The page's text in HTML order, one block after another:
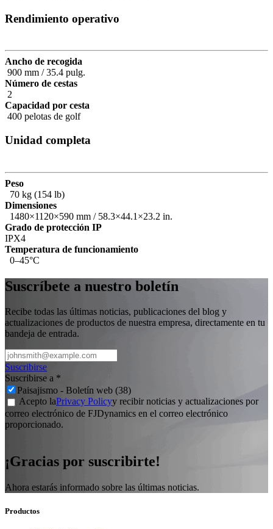
Rendimiento operativo
Ancho de recogida
900 mm / 35.4 pulg.
Número de cestas
2
Capacidad por cesta
400 pelotas de golf
Unidad completa
Peso
70 kg (154 lb)
Dimensiones
1480×1120×590 mm / 58.3×44.1×23.2 in.
Grado de protección IP
IPX4
Temperatura de funcionamiento
0–45°C
Suscríbete a nuestro boletín
Recibe todas las últimas noticias, publicaciones del blog y
actualizaciones de productos de nuestra empresa, directamente en tu
bandeja de entrada.
Suscribirse
Suscribirse a *
Paisajismo - Boletín web (38)
Acepto laPrivacy Policyy recibir noticias y actualizaciones por
correo electrónico de FJDynamics en el correo electrónico
proporcionado.
¡Gracias por suscribirte!
Ahora estarás informado sobre las últimas noticias.
Productos